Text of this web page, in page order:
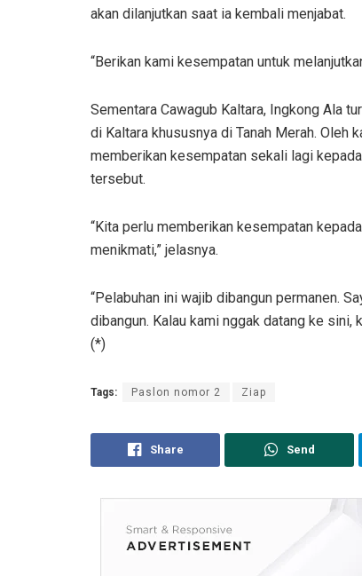
akan dilanjutkan saat ia kembali menjabat.
“Berikan kami kesempatan untuk
Sementara Cawagub Kaltara, Ingkong Ala
di Kaltara khususnya di Tanah Merah. Oleh
memberikan kesempatan sekali lagi
tersebut.
“Kita perlu memberikan kesempatan
menikmati,” jelasnya.
“Pelabuhan ini wajib dibangun permanen.
dibangun. Kalau kami nggak datang ke sini,
(*)
Tags: Paslon nomor 2 Ziap
Share Send